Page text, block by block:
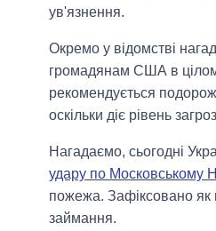
ув'язнення.
Окремо у відомстві
громадянам США в
рекомендується
оскільки діє рівень
Нагадаємо, сьогодні
удару по Московському
пожежа. Зафіксовано як
займання.